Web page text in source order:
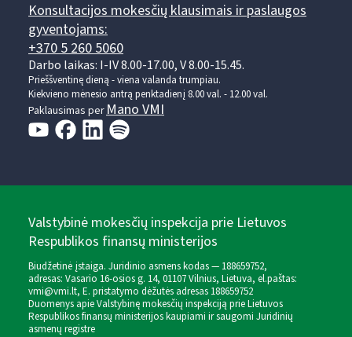
Konsultacijos mokesčių klausimais ir paslaugos
gyventojams:
+370 5 260 5060
Darbo laikas: I-IV 8.00-17.00, V 8.00-15.45.
Prieššventinę dieną - viena valanda trumpiau.
Kiekvieno mėnesio antrą penktadienį 8.00 val. - 12.00 val.
Paklausimas perMano VMI
Valstybinė mokesčių inspekcija prie Lietuvos
Respublikos finansų ministerijos
Biudžetinė įstaiga. Juridinio asmens kodas — 188659752,
adresas: Vasario 16-osios g. 14, 01107 Vilnius, Lietuva, el.paštas:
vmi@vmi.lt, E. pristatymo dėžutės adresas 188659752
Duomenys apie Valstybinę mokesčių inspekciją prie Lietuvos
Respublikos finansų ministerijos kaupiami ir saugomi Juridinių
asmenų registre